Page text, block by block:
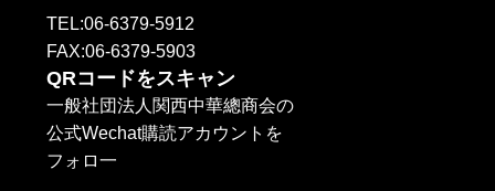
TEL:06-6379-5912
FAX:06-6379-5903
QRコードをスキャン
一般社団法人関西中華總商会の
公式Wechat購読アカウントを
フォロ一